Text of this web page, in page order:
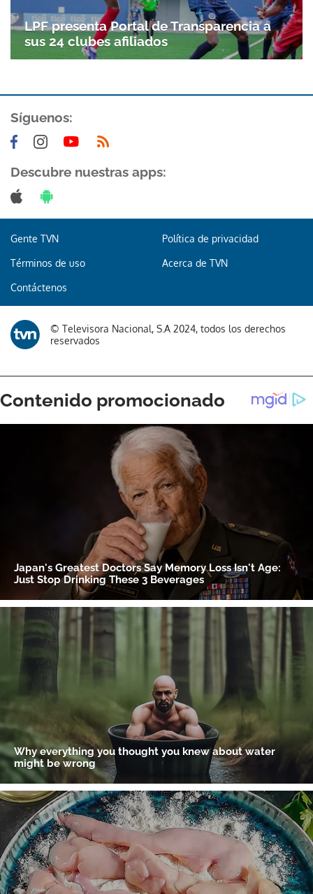
LPF presenta Portal de Transparencia a
sus 24 clubes afiliados
Síguenos:
Descubre nuestras apps:
Gente TVN Política de privacidad
Términos de uso Acerca de TVN
Contáctenos
© Televisora Nacional, S.A 2024, todos los derechos
reservados